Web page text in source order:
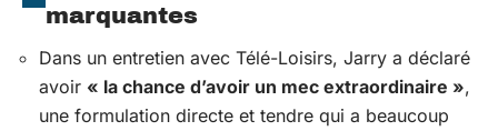
marquantes
Dans un entretien avec Télé-Loisirs, Jarry a déclaré
avoir « la chance d’avoir un mec extraordinaire »,
une formulation directe et tendre qui a beaucoup